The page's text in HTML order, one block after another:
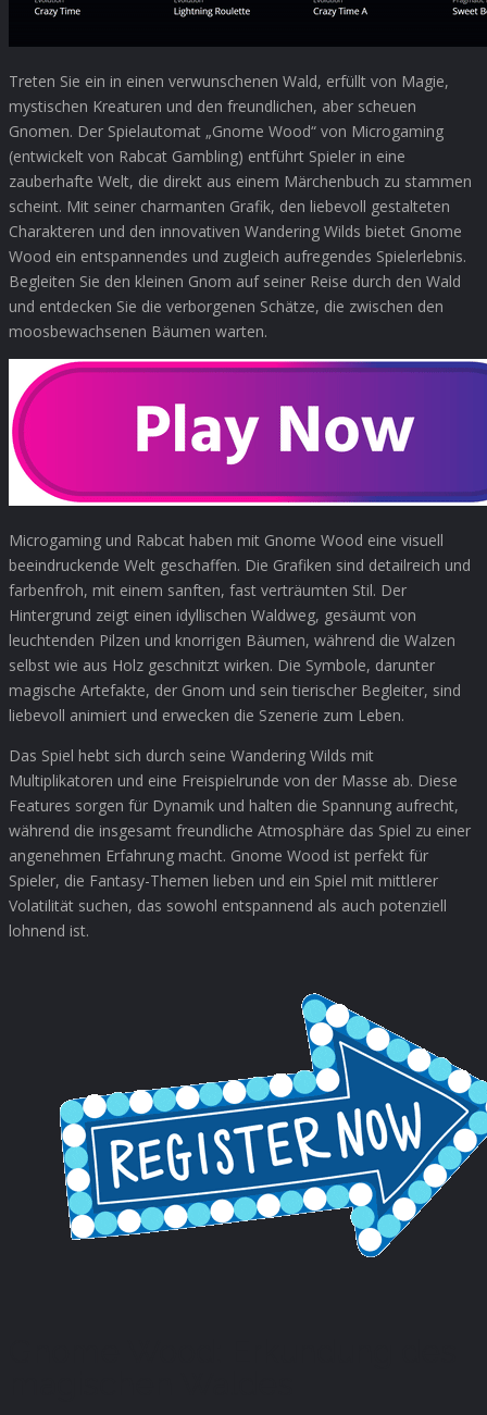
Treten Sie ein in einen verwunschenen Wald, erfüllt von Magie,
mystischen Kreaturen und den freundlichen, aber scheuen
Gnomen. Der Spielautomat „Gnome Wood“ von Microgaming
(entwickelt von Rabcat Gambling) entführt Spieler in eine
zauberhafte Welt, die direkt aus einem Märchenbuch zu stammen
scheint. Mit seiner charmanten Grafik, den liebevoll gestalteten
Charakteren und den innovativen Wandering Wilds bietet Gnome
Wood ein entspannendes und zugleich aufregendes Spielerlebnis.
Begleiten Sie den kleinen Gnom auf seiner Reise durch den Wald
und entdecken Sie die verborgenen Schätze, die zwischen den
moosbewachsenen Bäumen warten.
Microgaming und Rabcat haben mit Gnome Wood eine visuell
beeindruckende Welt geschaffen. Die Grafiken sind detailreich und
farbenfroh, mit einem sanften, fast verträumten Stil. Der
Hintergrund zeigt einen idyllischen Waldweg, gesäumt von
leuchtenden Pilzen und knorrigen Bäumen, während die Walzen
selbst wie aus Holz geschnitzt wirken. Die Symbole, darunter
magische Artefakte, der Gnom und sein tierischer Begleiter, sind
liebevoll animiert und erwecken die Szenerie zum Leben.
Das Spiel hebt sich durch seine Wandering Wilds mit
Multiplikatoren und eine Freispielrunde von der Masse ab. Diese
Features sorgen für Dynamik und halten die Spannung aufrecht,
während die insgesamt freundliche Atmosphäre das Spiel zu einer
angenehmen Erfahrung macht. Gnome Wood ist perfekt für
Spieler, die Fantasy-Themen lieben und ein Spiel mit mittlerer
Volatilität suchen, das sowohl entspannend als auch potenziell
lohnend ist.